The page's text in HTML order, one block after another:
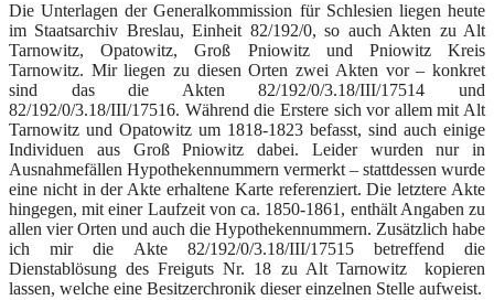
Die Unterlagen der Generalkommission für Schlesien liegen heute
im Staatsarchiv Breslau, Einheit 82/192/0, so auch Akten zu Alt
Tarnowitz, Opatowitz, Groß Pniowitz und Pniowitz Kreis
Tarnowitz. Mir liegen zu diesen Orten zwei Akten vor – konkret
sind das die Akten 82/192/0/3.18/III/17514 und
82/192/0/3.18/III/17516. Während die Erstere sich vor allem mit Alt
Tarnowitz und Opatowitz um 1818-1823 befasst, sind auch einige
Individuen aus Groß Pniowitz dabei. Leider wurden nur in
Ausnahmefällen Hypothekennummern vermerkt – stattdessen wurde
eine nicht in der Akte erhaltene Karte referenziert. Die letztere Akte
hingegen, mit einer Laufzeit von ca. 1850-1861, enthält Angaben zu
allen vier Orten und auch die Hypothekennummern. Zusätzlich habe
ich mir die Akte 82/192/0/3.18/III/17515 betreffend die
Dienstablösung des Freiguts Nr. 18 zu Alt Tarnowitz kopieren
lassen, welche eine Besitzerchronik dieser einzelnen Stelle aufweist.